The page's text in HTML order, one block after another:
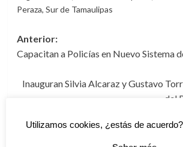
Peraza, Sur de Tamaulipas
Navegación
de
entradas
Anterior:
Capacitan a Policías en Nuevo Sistema
Inauguran Silvia Alcaraz y Gustavo
del
Utilizamos cookies, ¿estás de